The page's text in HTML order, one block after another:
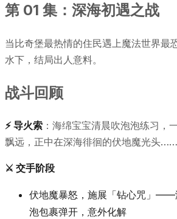
第 01 集：深海初遇之战
当比奇堡最热情的住民遇上魔法世界
水下，结局出人意料。
战斗回顾
⚡ 导火索 ：海绵宝宝清晨吹泡泡练习，
飘远，正中在深海徘徊的伏地魔光头……
⚔️ 交手阶段
伏地魔暴怒，施展「钻心咒」——
泡包裹弹开，意外化解